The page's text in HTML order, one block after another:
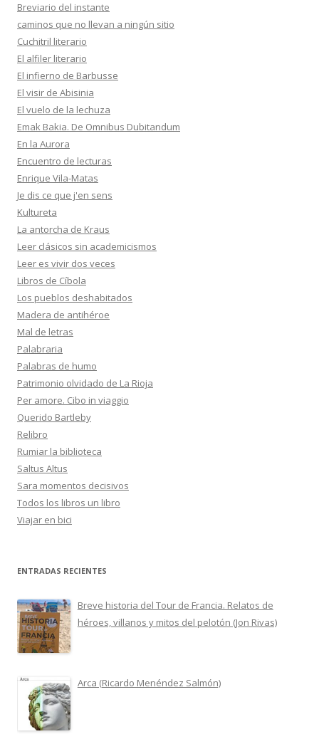
Breviario del instante
caminos que no llevan a ningún sitio
Cuchitril literario
El alfiler literario
El infierno de Barbusse
El visir de Abisinia
El vuelo de la lechuza
Emak Bakia. De Omnibus Dubitandum
En la Aurora
Encuentro de lecturas
Enrique Vila-Matas
Je dis ce que j'en sens
Kultureta
La antorcha de Kraus
Leer clásicos sin academicismos
Leer es vivir dos veces
Libros de Cíbola
Los pueblos deshabitados
Madera de antihéroe
Mal de letras
Palabraria
Palabras de humo
Patrimonio olvidado de La Rioja
Per amore. Cibo in viaggio
Querido Bartleby
Relibro
Rumiar la biblioteca
Saltus Altus
Sara momentos decisivos
Todos los libros un libro
Viajar en bici
ENTRADAS RECIENTES
Breve historia del Tour de Francia. Relatos de
héroes, villanos y mitos del pelotón (Jon Rivas)
Arca (Ricardo Menéndez Salmón)